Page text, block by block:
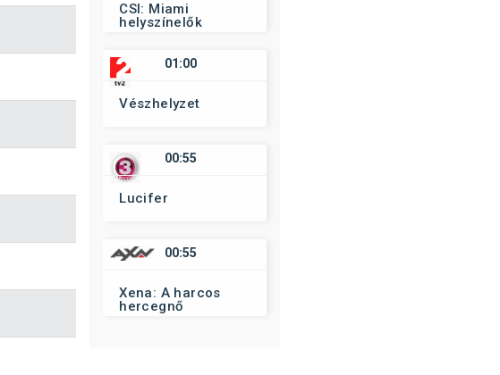
CSI: Miami
helyszínelők
01:00
Vészhelyzet
00:55
Lucifer
00:55
Xena: A harcos
hercegnő